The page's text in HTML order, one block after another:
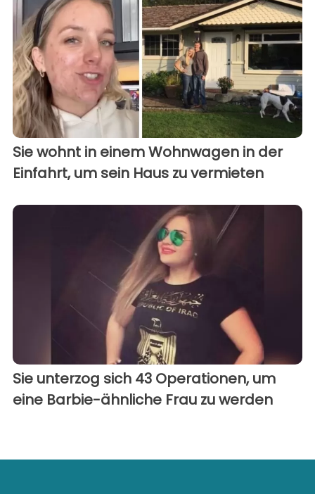
Sie wohnt in einem Wohnwagen in der
Einfahrt, um sein Haus zu vermieten
Sie unterzog sich 43 Operationen, um
eine Barbie-ähnliche Frau zu werden